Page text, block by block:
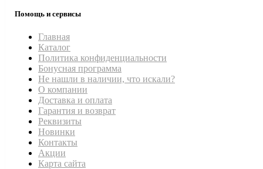
Помощь и сервисы
Главная
Каталог
Политика конфиденциальности
Бонусная программа
Не нашли в наличии, что искали?
О компании
Доставка и оплата
Гарантия и возврат
Реквизиты
Новинки
Контакты
Акции
Карта сайта